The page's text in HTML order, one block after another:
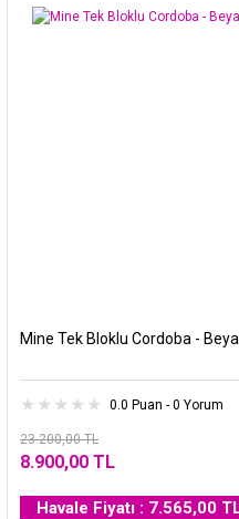
Mine Tek Bloklu Cordoba -
0.0 Puan - 0 Yorum
23.200,00 TL
8.900,00 TL
Havale Fiyatı : 7.565,00